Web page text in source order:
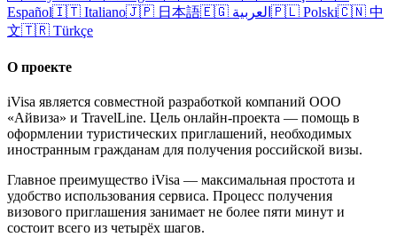
Español🇮🇹 Italiano🇯🇵 日本語🇪🇬 العربية 🇵🇱 Polski🇨🇳 中
文🇹🇷 Türkçe
О проекте
iVisa является совместной разработкой компаний ООО
«Айвиза» и TravelLine. Цель онлайн-проекта — помощь в
оформлении туристических приглашений, необходимых
иностранным гражданам для получения российской визы.
Главное преимущество iVisa — максимальная простота и
удобство использования сервиса. Процесс получения
визового приглашения занимает не более пяти минут и
состоит всего из четырёх шагов.